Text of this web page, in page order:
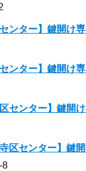
ンター】鍵開け
ンター】鍵開け
センター】鍵開
区センター】鍵
8